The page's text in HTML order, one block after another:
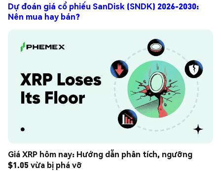
Dự đoán giá cổ phiếu SanDisk (SNDK) 2026-2030:
Nên mua hay bán?
Giá XRP hôm nay: Hướng dẫn phân tích, ngưỡng
$1.05 vừa bị phá vỡ